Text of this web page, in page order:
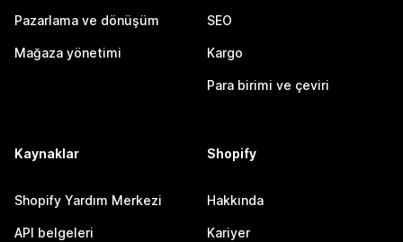
Pazarlama ve dönüşüm
Mağaza yönetimi
SEO
Kargo
Para birimi ve çeviri
Kaynaklar
Shopify Yardım Merkezi
API belgeleri
Shopify
Hakkında
Kariyer